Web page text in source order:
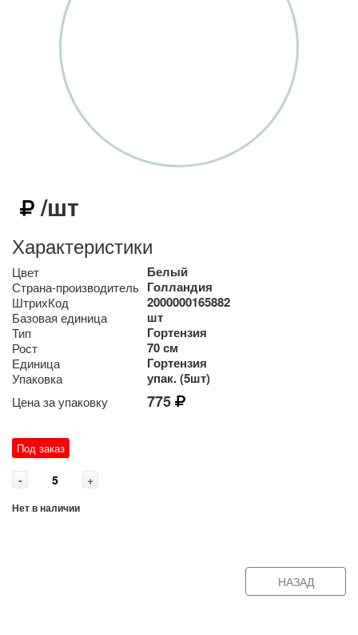
/шт
Характеристики
Цвет Белый
Страна-производитель Голландия
ШтрихКод 2000000165882
Базовая единица шт
Тип Гортензия
Рост 70 см
Единица Гортензия
Упаковка упак. (5шт)
Цена за упаковку 775
Под заказ
- +
Нет в наличии
НАЗАД